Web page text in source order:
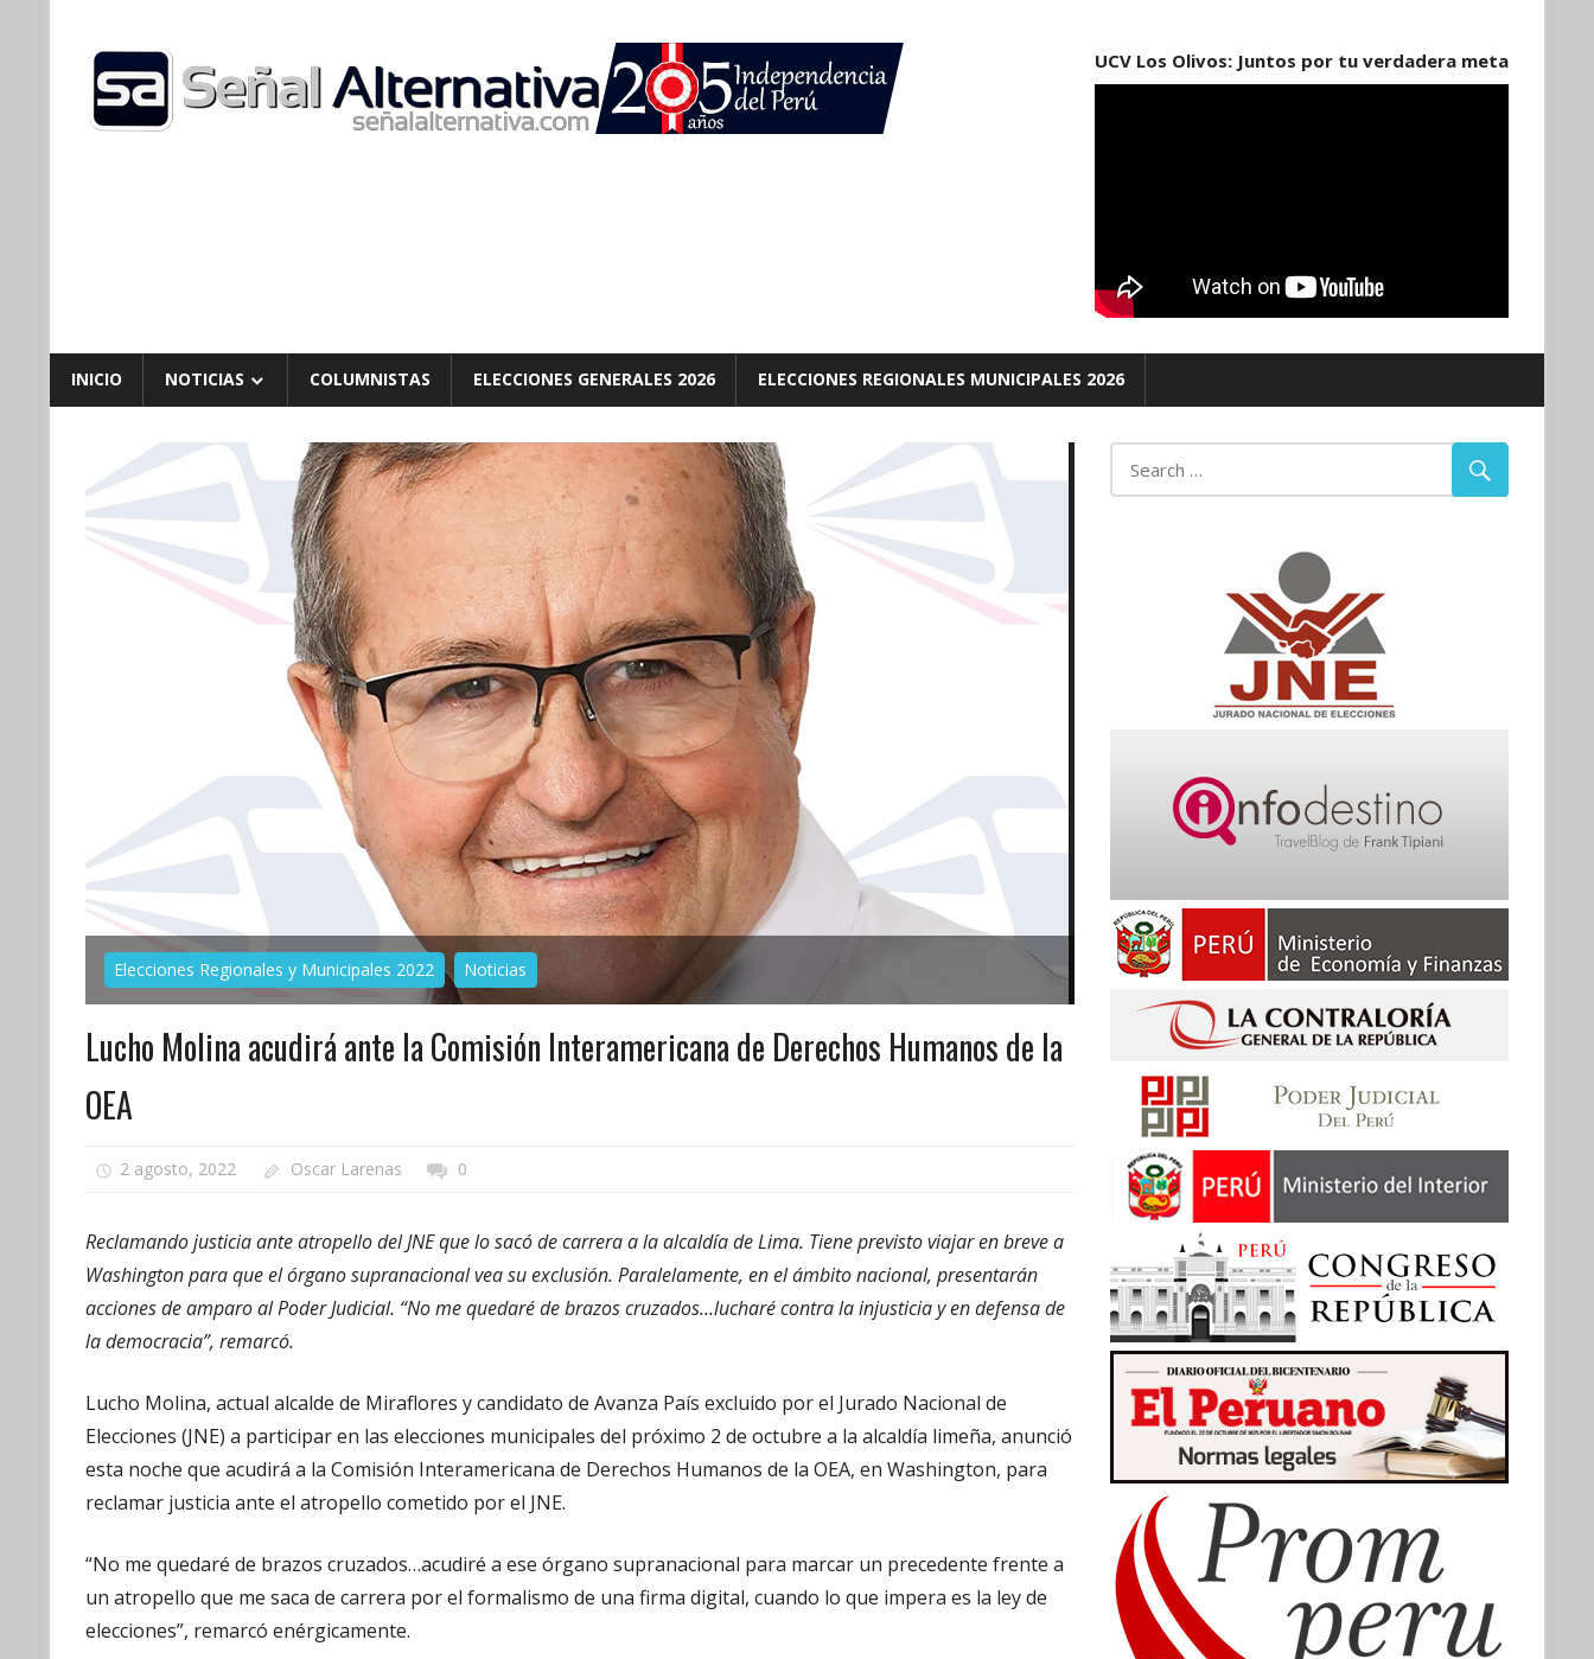
content
UCV Los Olivos: Juntos por tu verdadera meta
INICIO NOTICIAS COLUMNISTAS ELECCIONES GENERALES 2026 ELECCIONES REGIONALES MUNICIPALES 2026
Elecciones Regionales y Municipales 2022 Noticias
Lucho Molina acudirá ante la Comisión Interamericana de Derechos Humanos de la
OEA
2 agosto, 2022 Oscar Larenas 0
Reclamando justicia ante atropello del JNE que lo sacó de carrera a la alcaldía de Lima. Tiene previsto viajar en breve a
Washington para que el órgano supranacional vea su exclusión. Paralelamente, en el ámbito nacional, presentarán
acciones de amparo al Poder Judicial. “No me quedaré de brazos cruzados…lucharé contra la injusticia y en defensa de
la democracia”, remarcó.
Lucho Molina, actual alcalde de Miraflores y candidato de Avanza País excluido por el Jurado Nacional de
Elecciones (JNE) a participar en las elecciones municipales del próximo 2 de octubre a la alcaldía limeña, anunció
esta noche que acudirá a la Comisión Interamericana de Derechos Humanos de la OEA, en Washington, para
reclamar justicia ante el atropello cometido por el JNE.
“No me quedaré de brazos cruzados…acudiré a ese órgano supranacional para marcar un precedente frente a
un atropello que me saca de carrera por el formalismo de una firma digital, cuando lo que impera es la ley de
elecciones”, remarcó enérgicamente.